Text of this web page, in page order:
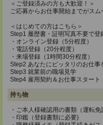
＜ご登録済みの方も大歓迎！＞
ご応募からお仕事開始までがス
＜はじめての方はこちら＞
Step1 履歴書・証明写真不要で登
・オンライン登録（5分程度）
・電話登録（20分程度）
・来場登録（1時間30分程度）
Step2 あなたにピッタリのお仕事
Step3 就業前の職場見学
Step4 雇用契約＆お仕事スタート
持ち物
・ご本人様確認用の書類（運転
・印鑑（登録書類に必要)